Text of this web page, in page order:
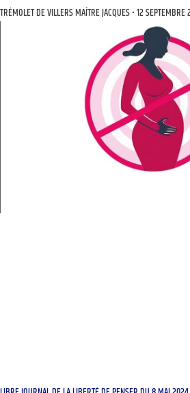
TRÉMOLET DE VILLERS MAÎTRE JACQUES 12 SEPTEMBRE